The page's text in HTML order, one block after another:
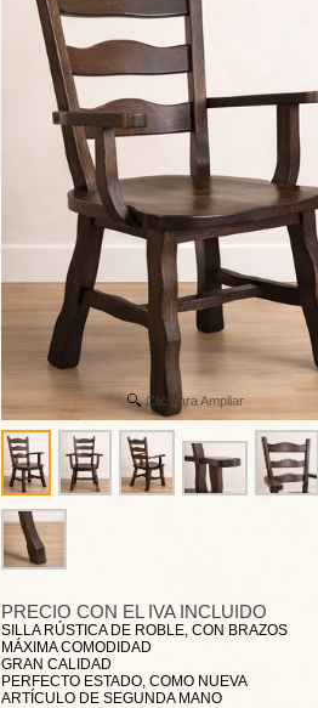
Clic para Ampliar
PRECIO CON EL IVA INCLUIDO
SILLA RÚSTICA DE ROBLE, CON BRAZOS
MÁXIMA COMODIDAD
GRAN CALIDAD
PERFECTO ESTADO, COMO NUEVA
ARTÍCULO DE SEGUNDA MANO